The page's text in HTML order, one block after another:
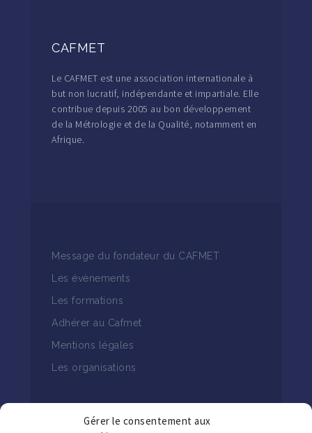
Gérer le consentement aux
CAFMET
Le CAFMET est une association internationale à
but non lucratif, indépendante et impartiale. Elle
contribue depuis 2005 au bon développement
de la Métrologie et de la Qualité, notamment en
Afrique.
Message du fondateur du CAFMET
Les évènements
Les formations
Adhérer au Cafmet
Mentions légales
Les organisations